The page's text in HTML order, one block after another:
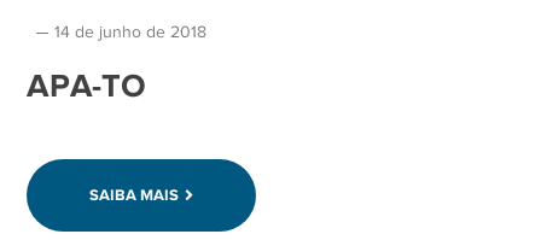
14 de junho de 2018
APA-TO
SAIBA MAIS